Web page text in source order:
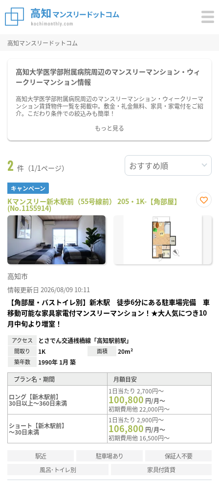
高知マンスリードットコム
高知大学医学部附属病院周辺のマンスリーマンション・ウィ
ークリーマンション情報
高知大学医学部附属病院周辺のマンスリーマンション・ウィークリーマ
ンション賃貸物件一覧を掲載中。敷金・礼金無料、家具・家電付をご紹
介。こだわり条件での絞込みも簡単！
もっと見る
2 件（1/1ページ）
キャンペーン
Kマンスリー新木駅前（55号線前） 205・1K-【角部屋】
(No.1155914)
に入
高知市
情報更新日 2026/08/09 10:11
【角部屋・バストイレ別】新木駅 徒歩6分にある駐車場完備 車
移動可能な家具家電付マンスリーマンション！★大人気につき10
月中旬より増室！
アクセス とさでん交通桟橋線「高知駅前駅」
間取り 1K 面積 20m²
築年数 1990年 1月 築
プラン名・期間 月額目安
ロング【新木駅前】
30日以上～360日未満
1日当たり 2,700円～
100,800 円/月～
初期費用他 22,000円～
ショート【新木駅前】
～30日未満
1日当たり 2,900円～
106,800 円/月～
初期費用他 16,500円～
駅近 駐車場あり
保証人不要
風呂･トイレ別
家具付賃貸